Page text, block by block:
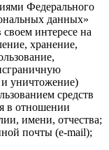
Федерального
данных»
интересе на
хранение,
и уничтожение)
средств
в отношении
имени, отчества;
почты (e-mail);